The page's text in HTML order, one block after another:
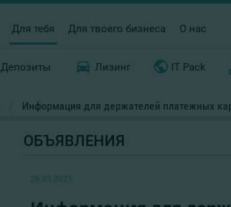
Для тебя Для твоего бизнеса О нас
Депозиты Лизинг IT Pack
Информация для держателей платежных
ОБЪЯВЛЕНИЯ
26.03.2021